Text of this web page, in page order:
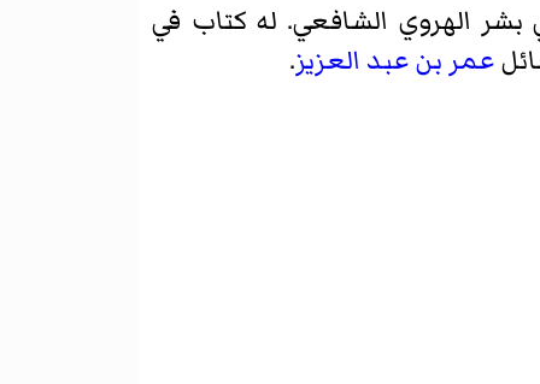
بشر الهروي الشافعي. له كتاب في
عمر بن عبد العزيز.